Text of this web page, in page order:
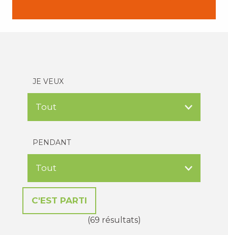
JE VEUX
PENDANT
(69 résultats)